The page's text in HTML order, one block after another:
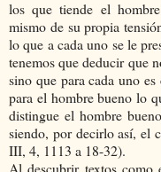
los que tiende el
mismo de su propia
lo que a cada uno se le
tenemos que deducir que
sino que para cada uno
para el hombre bueno lo
distingue el hombre
siendo, por decirlo así, el
III, 4, 1113 a 18-32).
Al descubrir textos como